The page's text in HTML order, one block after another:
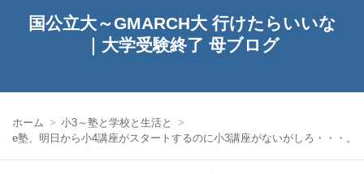
国公立大～GMARCH大 行けたらいいな
｜大学受験終了 母ブログ
ホーム
小3～塾と学校と生活と
e塾、明日から小4講座がスタートするのに小3講座がないがしろ・・・。